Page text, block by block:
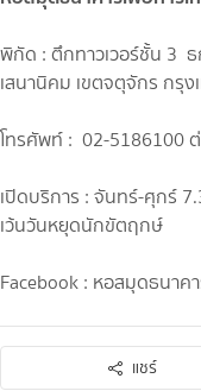
พิกัด : ตึกทาวเวอร์ชั้น 3
เสนานิคม เขตจตุจักร กรุ
โทรศัพท์ : 02-5186100
เปิดบริการ : จันทร์-ศุกร์
เว้นวันหยุดนักขัตฤกษ์
Facebook : หอสมุดธนาค
แชร์